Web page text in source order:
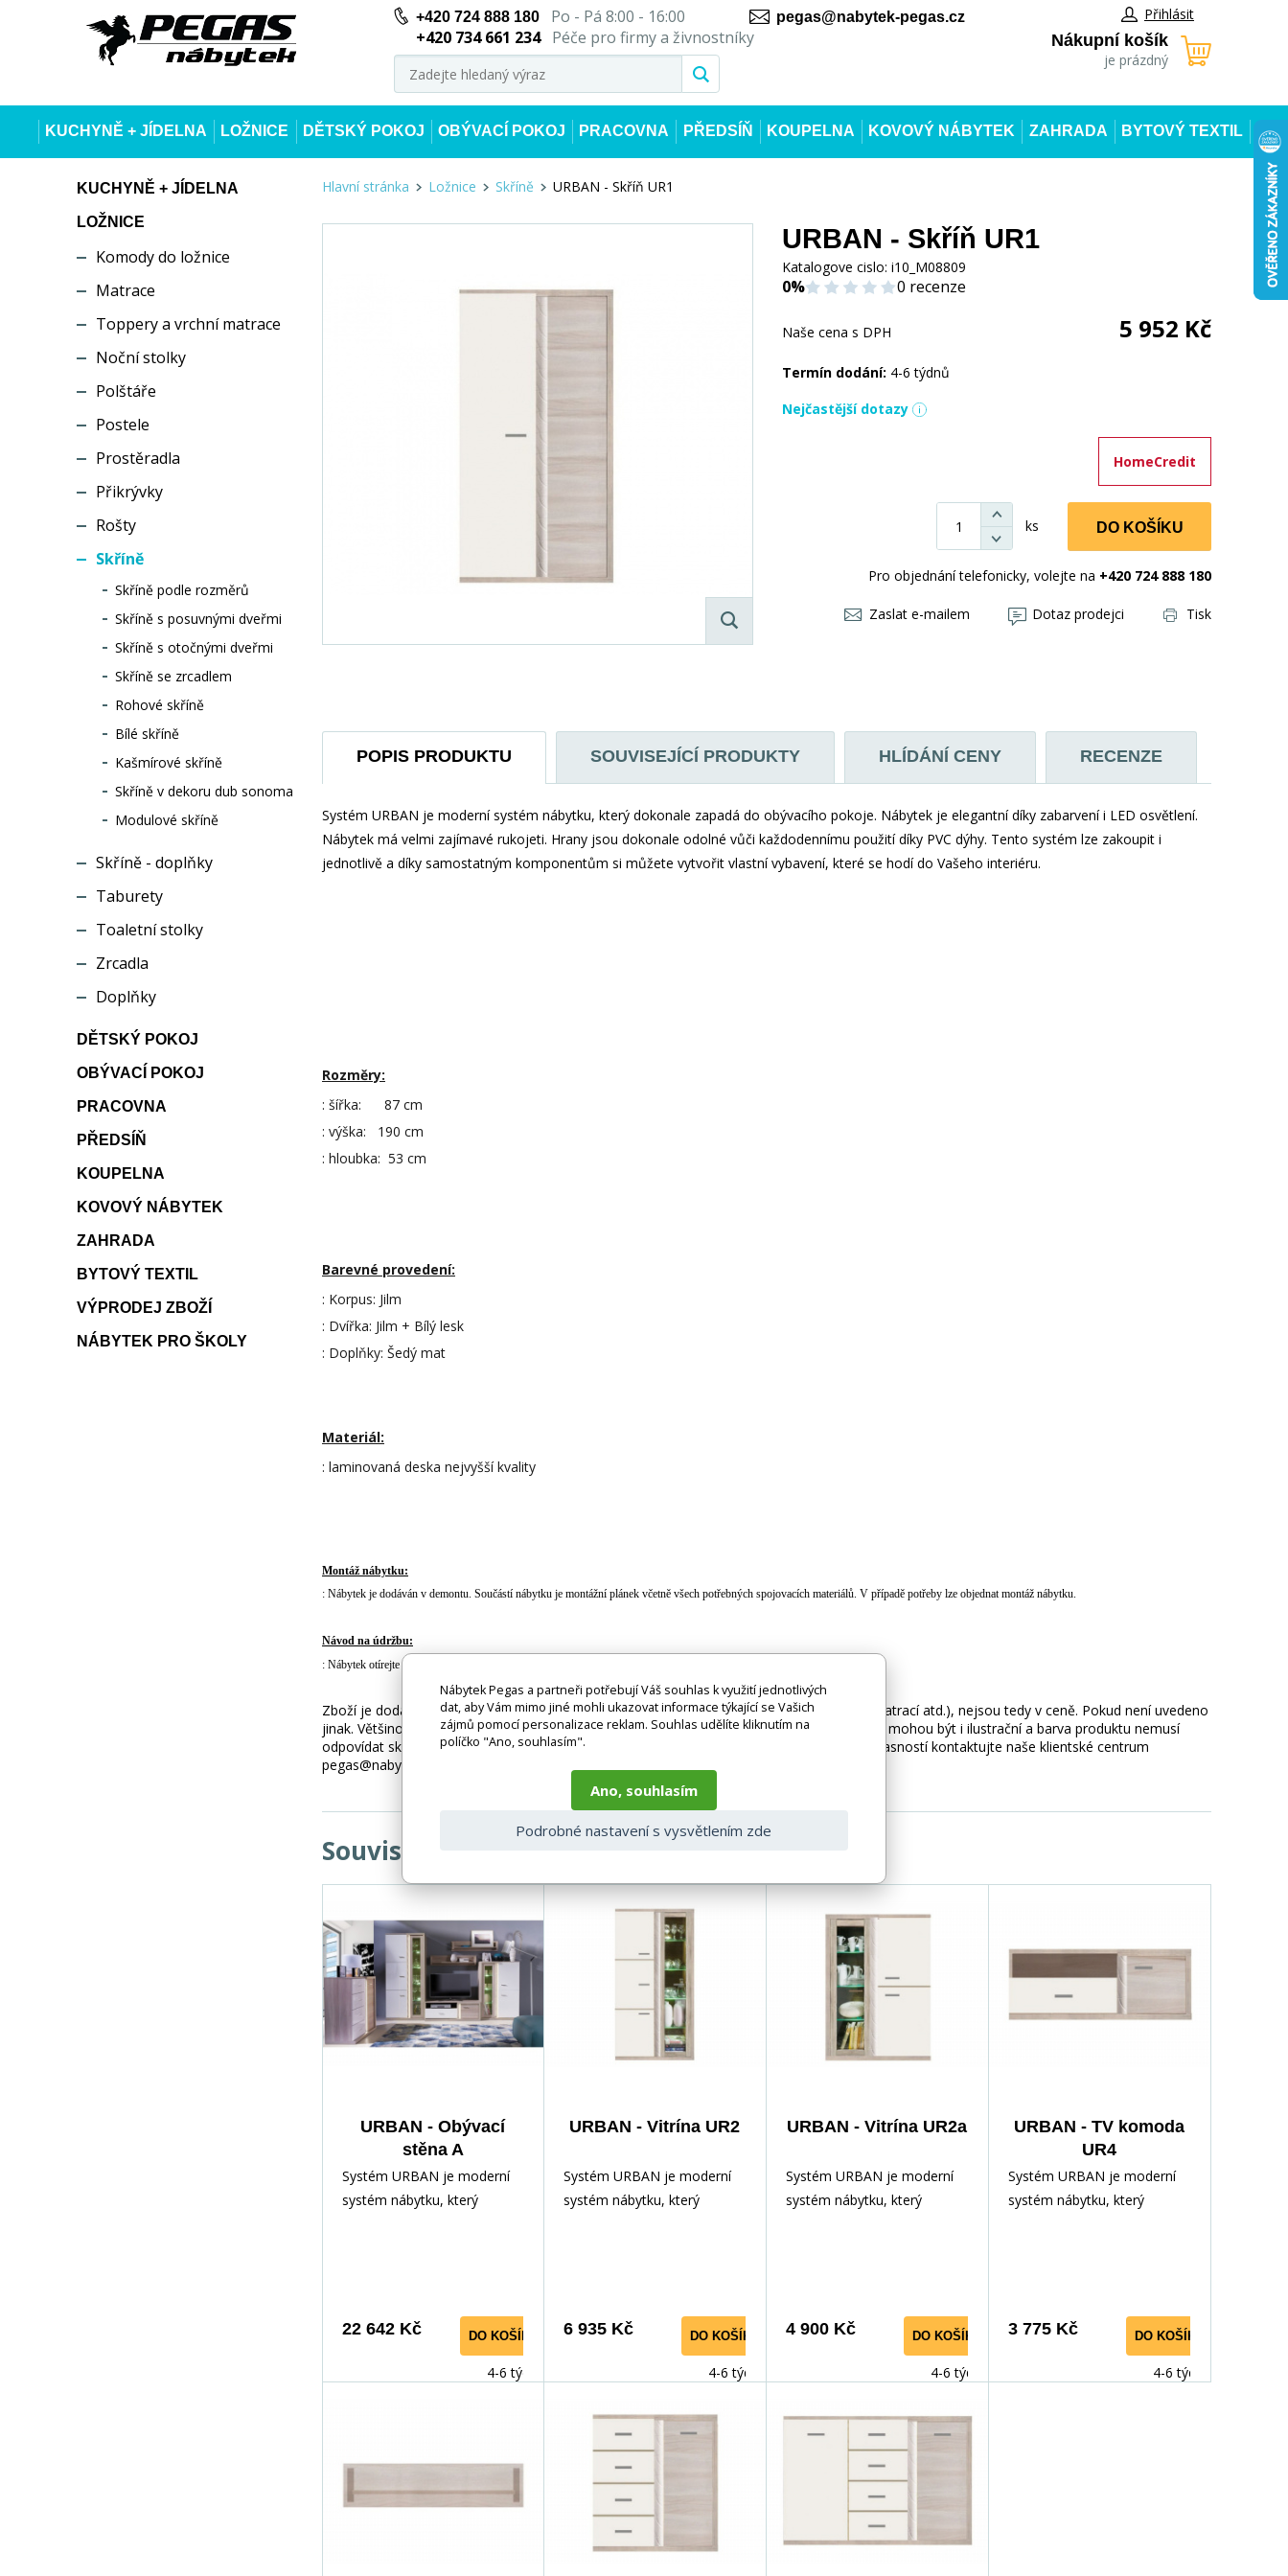
+420 724 888 180Po - Pá 8:00 - 16:00
+420 734 661 234
Péče pro firmy a živnostníky
pegas@nabytek-pegas.cz Přihlásit
Nákupní košík
je prázdný
KUCHYNĚ + JÍDELNA LOŽNICE DĚTSKÝ POKOJ OBÝVACÍ POKOJ PRACOVNA PŘEDSÍŇ KOUPELNA KOVOVÝ NÁBYTEK ZAHRADA BYTOVÝ TEXTIL
KUCHYNĚ + JÍDELNA
LOŽNICE
Komody do ložnice
Matrace
Toppery a vrchní matrace
Noční stolky
Polštáře
Postele
Prostěradla
Přikrývky
Rošty
Skříně
Skříně podle rozměrů
Skříně s posuvnými dveřmi
Skříně s otočnými dveřmi
Skříně se zrcadlem
Rohové skříně
Bílé skříně
Kašmírové skříně
Skříně v dekoru dub sonoma
Modulové skříně
Skříně - doplňky
Taburety
Toaletní stolky
Zrcadla
Doplňky
DĚTSKÝ POKOJ
OBÝVACÍ POKOJ
PRACOVNA
PŘEDSÍŇ
KOUPELNA
KOVOVÝ NÁBYTEK
ZAHRADA
BYTOVÝ TEXTIL
VÝPRODEJ ZBOŽÍ
NÁBYTEK PRO ŠKOLY
Hlavní stránka Ložnice Skříně URBAN - Skříň UR1
URBAN - Skříň UR1
Katalogove cislo: i10_M08809
0% 0 recenze
Naše cena s DPH 5 952 Kč
Termín dodání: 4-6 týdnů
Nejčastější dotazy
HomeCredit
ks DO KOŠÍKU
Pro objednání telefonicky, volejte na +420 724 888 180
Zaslat e-mailem Dotaz prodejci Tisk
POPIS PRODUKTU SOUVISEJÍCÍ PRODUKTY HLÍDÁNÍ CENY RECENZE
Systém URBAN je moderní systém nábytku, který dokonale zapadá do obývacího pokoje. Nábytek je elegantní díky zabarvení i LED osvětlení.
Nábytek má velmi zajímavé rukojeti. Hrany jsou dokonale odolné vůči každodennímu použití díky PVC dýhy. Tento systém lze zakoupit i
jednotlivě a díky samostatným komponentům si můžete vytvořit vlastní vybavení, které se hodí do Vašeho interiéru.
Rozměry:
: šířka: 87 cm
: výška: 190 cm
: hloubka: 53 cm
Barevné provedení:
: Korpus: Jilm
: Dvířka: Jilm + Bílý lesk
: Doplňky: Šedý mat
Materiál:
: laminovaná deska nejvyšší kvality
Montáž nábytku:
: Nábytek je dodáván v demontu. Součástí nábytku je montážní plánek včetně všech potřebných spojovacích materiálů. V případě potřeby lze objednat montáž nábytku.
Návod na údržbu:
: Nábytek otírejte textílií navlhčenou šetrným čistícím prostředkem na nábytek.
Zboží je dodáváno bez doplňků a dekorací (např. textilních doplňků, spotřebičů, baterie, matrací atd.), nejsou tedy v ceně. Pokud není uvedeno
jinak. Většinou je zboží dodáváno v demontovaném stavu, dle charakteru zboží. Fotografie mohou být i ilustrační a barva produktu nemusí
odpovídat skutečnosti vlivem nastavení monitoru a převodem do el. podoby. V případě nejasností kontaktujte naše klientské centrum
pegas@nabytek-pegas.cz či volejte 777244446.
Související produkty
URBAN - Obývací
stěna A
Systém URBAN je moderní
systém nábytku, který
osvětlení. Nábytek&nbsp;má
velmi&nbsp;zajímavé
zakoupit i jednotlivě a díky
samostatným
komponentům si můžete
22 642 Kč DO KOŠÍKU
4-6 týdnů
URBAN - Vitrína UR2
Systém URBAN je moderní
systém nábytku, který
osvětlení. Nábytek&nbsp;má
velmi&nbsp;zajímavé
rukojeti. Hrany jsou dokonale
použití díky PVC dýhy. Tento
systém lze zakoupit i
jednotlivě a díky
samostatným
komponentům si můžete
vytvořit vlastní vybavení,
6 935 Kč DO KOŠÍKU
4-6 týdnů
URBAN - Vitrína UR2a
Systém URBAN je moderní
systém nábytku, který
osvětlení. Nábytek&nbsp;má
velmi&nbsp;zajímavé
rukojeti. Hrany jsou dokonale
použití díky PVC dýhy. Tento
systém lze zakoupit i
jednotlivě a díky
samostatným
komponentům si můžete
vytvořit vlastní vybavení,
4 900 Kč DO KOŠÍKU
4-6 týdnů
URBAN - TV komoda
UR4
Systém URBAN je moderní
systém nábytku, který
osvětlení. Nábytek&nbsp;má
velmi&nbsp;zajímavé
rukojeti. Hrany jsou dokonale
3 775 Kč DO KOŠÍKU
4-6 týdnů
Nábytek Pegas a partneři potřebují Váš souhlas k využití jednotlivých
dat, aby Vám mimo jiné mohli ukazovat informace týkající se Vašich
zájmů pomocí personalizace reklam. Souhlas udělíte kliknutím na
políčko "Ano, souhlasím".
Ano, souhlasím
Podrobné nastavení s vysvětlením zde